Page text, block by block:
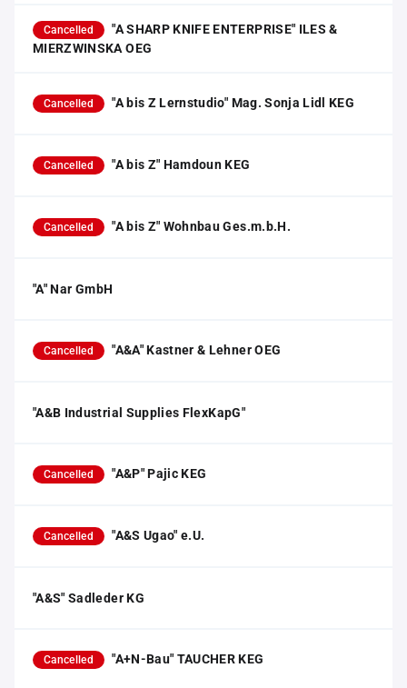
Cancelled
"A SHARP KNIFE ENTERPRISE" ILES &
MIERZWINSKA OEG
Cancelled "A bis Z Lernstudio" Mag. Sonja Lidl KEG
Cancelled "A bis Z" Hamdoun KEG
Cancelled "A bis Z" Wohnbau Ges.m.b.H.
"A" Nar GmbH
Cancelled "A&A" Kastner & Lehner OEG
"A&B Industrial Supplies FlexKapG"
Cancelled "A&P" Pajic KEG
Cancelled "A&S Ugao" e.U.
"A&S" Sadleder KG
Cancelled "A+N-Bau" TAUCHER KEG